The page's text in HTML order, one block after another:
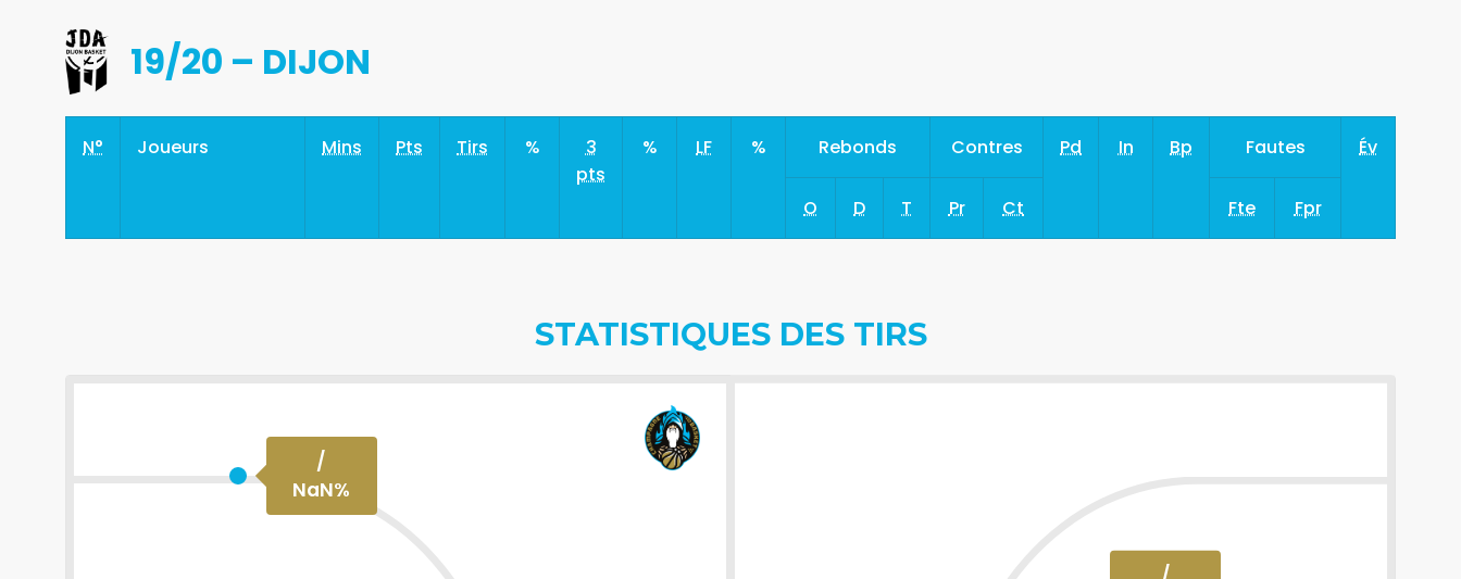
19/20 – DIJON
N° Joueurs Mins Pts Tirs %
3
pts
% LF % Rebonds Contres Pd In Bp Fautes Év
O D T Pr Ct Fte Fpr
STATISTIQUES DES TIRS
/
NaN%